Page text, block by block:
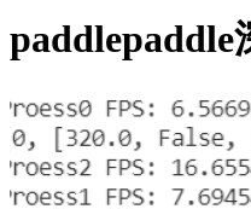
paddlepaddle